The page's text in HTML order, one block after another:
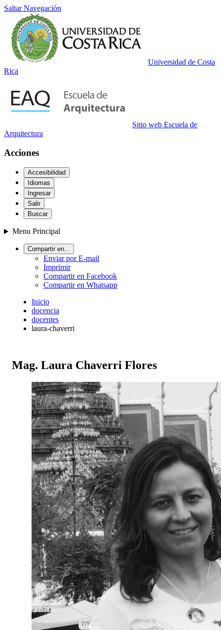
Saltar Navegación
Universidad de Costa
Rica
Sitio web Escuela de
Arquitectura
Acciones
Accesibilidad
Idiomas
Ingresar
Salir
Buscar
Menu Principal
Compartir en...
Enviar por E-mail
Imprimir
Compartir en Facebook
Compartir en Whatsapp
Inicio
docencia
docentes
laura-chaverri
Mag. Laura Chaverri Flores